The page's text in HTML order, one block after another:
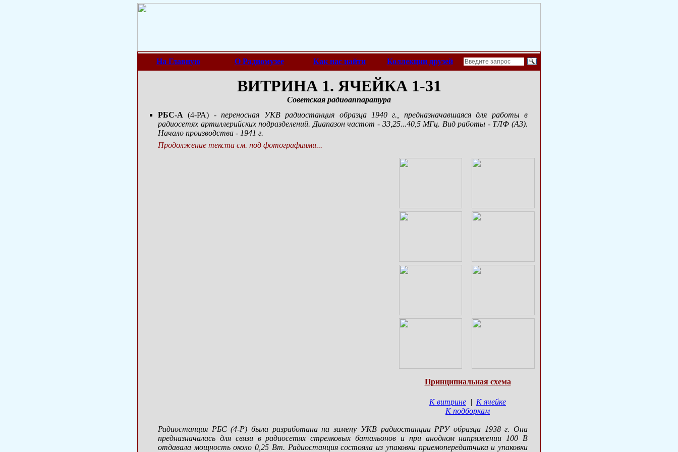
На Главную О Радиомузее Как нас найти Коллекции друзей
ВИТРИНА 1. ЯЧЕЙКА 1-31
Советская радиоаппаратура
РБС-А (4-РА) - переносная УКВ радиостанция образца 1940 г., предназначавшаяся для работы в
радиосетях артиллерийских подразделений. Диапазон частот - 33,25...40,5 МГц. Вид работы - ТЛФ (А3).
Начало производства - 1941 г.
Продолжение текста см. под фотографиями...
Принципиальная схема
К витрине | К ячейке
К подборкам
Радиостанция РБС (4-Р) была разработана на замену УКВ радиостанции РРУ образца 1938 г. Она
предназначалась для связи в радиосетях стрелковых батальонов и при анодном напряжении 100 В
отдавала мощность около 0,25 Вт. Радиостанция состояла из упаковки приемопередатчика и упаковки